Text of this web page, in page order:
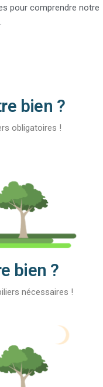
pour comprendre notre
bien ?
obligatoires !
bien ?
nécessaires !